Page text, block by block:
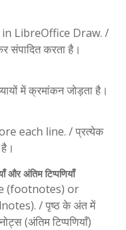
LibreOffice Draw. /
करता है।
में क्रमांकन जोड़ता है।
each line. / प्रत्येक
अंतिम टिप्पणियाँ
(footnotes) or
/ पृष्ठ के अंत में
(अंतिम टिप्पणियाँ)